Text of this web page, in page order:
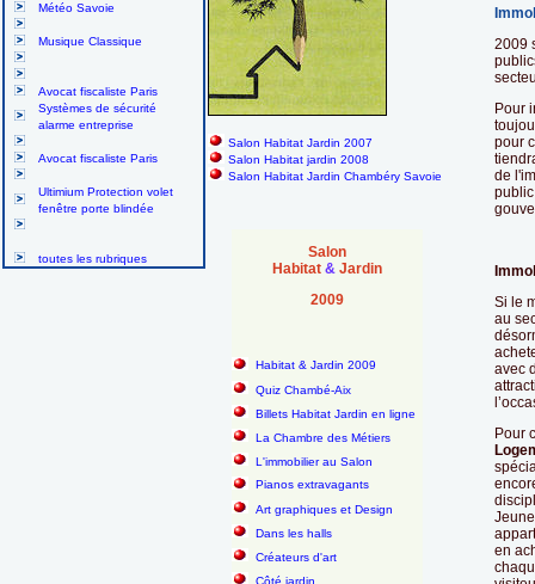
Météo Savoie
Musique Classique
Avocat fiscaliste Paris
Systèmes de sécurité
alarme entreprise
Avocat fiscaliste Paris
Ultimium Protection volet
fenêtre porte blindée
toutes les rubriques
Salon Habitat Jardin 2007
Salon Habitat jardin 2008
Salon Habitat Jardin Chambéry Savoie
Salon
Habitat & Jardin
2009
Habitat & Jardin 2009
Quiz Chambé-Aix
Billets Habitat Jardin en ligne
La Chambre des Métiers
L'immobilier au Salon
Pianos extravagants
Art graphiques et Design
Dans les halls
Créateurs d'art
Côté jardin
2009
Pour
pour
de
Si le
au
avec
Pour
en